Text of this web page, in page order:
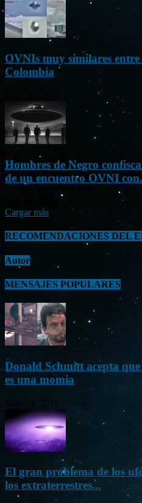
OVNIs muy similares
Colombia
Hombres de Negro
de un encuentro OVNI
Cargar más
RECOMENDACIONES DEL
Autor
MENSAJES POPULARES
Donald Schmitt acepta
es una momia
May 14, 2015
El gran problema de los
los extraterrestres...